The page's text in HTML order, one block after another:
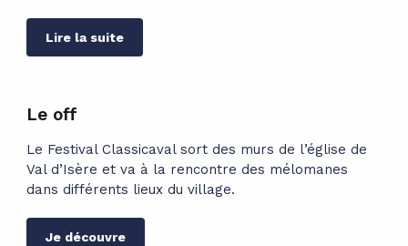
Lire la suite
Le off
Le Festival Classicaval sort des murs de l’église de
Val d’Isère et va à la rencontre des mélomanes
dans différents lieux du village.
Je découvre